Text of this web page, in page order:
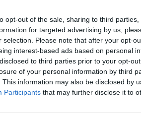
opt-out of the sale, sharing to third
for targeted advertising by us,
selection. Please note that after your opt-
interest-based ads based on personal
to third parties prior to your opt-
of your personal information by third
This information may also be disclosed by
Participants that may further disclose it to